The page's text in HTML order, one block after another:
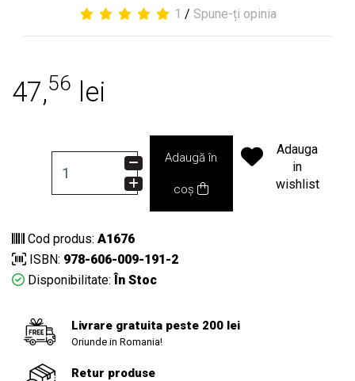
1 / Spune-ți opinia
47,56 lei
Adaugă în
coș
Adauga
in
wishlist
Cod produs: A1676
ISBN: 978-606-009-191-2
Disponibilitate: În Stoc
Livrare gratuita peste 200 lei
Oriunde in Romania!
Retur produse